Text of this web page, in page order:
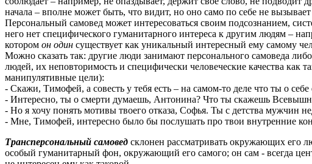
начала – вполне может быть, что видит, но оно само по себе не
Персональный самовед может интересоваться своим подсознанием,
него нет специфического гуманитарного интереса к другим людям –
котором он один существует как уникальный интересный ему самому
Можно сказать так: другие люди занимают персонального самоведа
людей, их неповторимость и специфически человеческие качества как
манипулятивные цели):
- Скажи, Тимофей, а совесть у тебя есть – на самом-то деле что ты о
- Интересно, ты о смерти думаешь, Антонина? Что ты скажешь
- Но я хочу понять мотивы твоего отказа, Софья. Ты с детства мужчин
- Мне, Тимофей, интересно было бы послушать про твои внутренние
Трансперсональный самовед склонен рассматривать окружающих его
особый гуманитарный фон, окружающий его самого; он сам - всегда